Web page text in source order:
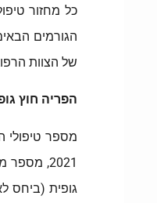
הגורמים
של הצוות
הפריה חוץ